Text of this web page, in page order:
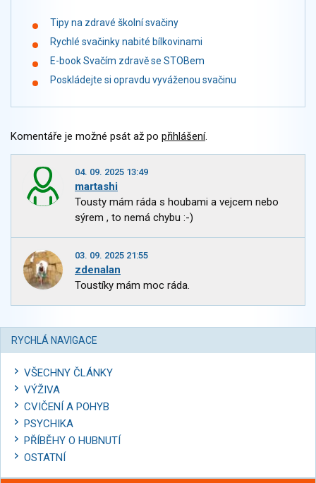
Tipy na zdravé školní svačiny
Rychlé svačinky nabité bílkovinami
E-book Svačím zdravě se STOBem
Poskládejte si opravdu vyváženou svačinu
Komentáře je možné psát až po přihlášení.
04. 09. 2025 13:49
martashi
Tousty mám ráda s houbami a vejcem nebo
sýrem , to nemá chybu :-)
03. 09. 2025 21:55
zdenalan
Toustíky mám moc ráda.
RYCHLÁ NAVIGACE
VŠECHNY ČLÁNKY
VÝŽIVA
CVIČENÍ A POHYB
PSYCHIKA
PŘÍBĚHY O HUBNUTÍ
OSTATNÍ